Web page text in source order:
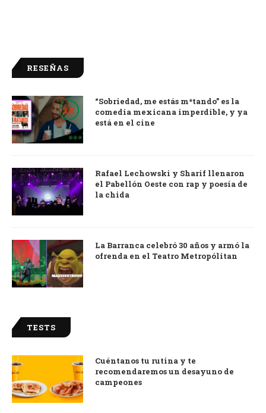
RESEÑAS
9.0
“Sobriedad, me estás m*tando” es la
comedia mexicana imperdible, y ya
está en el cine
Rafael Lechowski y Sharif llenaron
el Pabellón Oeste con rap y poesía de
la chida
La Barranca celebró 30 años y armó la
ofrenda en el Teatro Metropólitan
TESTS
Cuéntanos tu rutina y te
recomendaremos un desayuno de
campeones